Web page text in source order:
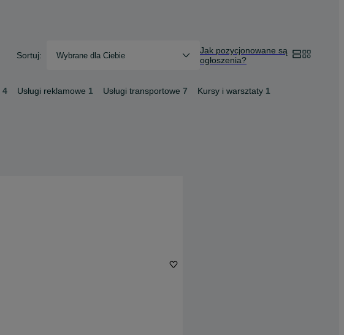
Sortuj: Wybrane dla Ciebie
Jak pozycjonowane są
ogłoszenia?
4 Usługi reklamowe 1 Usługi transportowe 7 Kursy i warsztaty 1